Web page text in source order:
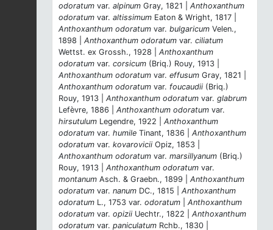
odoratum var. alpinum Gray, 1821 | Anthoxanthum
odoratum var. altissimum Eaton & Wright, 1817 |
Anthoxanthum odoratum var. bulgaricum Velen.,
1898 | Anthoxanthum odoratum var. ciliatum
Wettst. ex Grossh., 1928 | Anthoxanthum
odoratum var. corsicum (Briq.) Rouy, 1913 |
Anthoxanthum odoratum var. effusum Gray, 1821 |
Anthoxanthum odoratum var. foucaudii (Briq.)
Rouy, 1913 | Anthoxanthum odoratum var. glabrum
Lefèvre, 1886 | Anthoxanthum odoratum var.
hirsutulum Legendre, 1922 | Anthoxanthum
odoratum var. humile Tinant, 1836 | Anthoxanthum
odoratum var. kovarovicii Opiz, 1853 |
Anthoxanthum odoratum var. marsillyanum (Briq.)
Rouy, 1913 | Anthoxanthum odoratum var.
montanum Asch. & Graebn., 1899 | Anthoxanthum
odoratum var. nanum DC., 1815 | Anthoxanthum
odoratum L., 1753 var. odoratum
Anthoxanthum
odoratum var. opizii Uechtr., 1822 | Anthoxanthum
odoratum var. paniculatum Rchb., 1830 |